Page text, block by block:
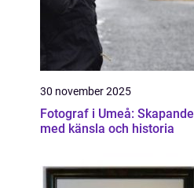
30 november 2025
Fotograf i Umeå: Skapande
med känsla och historia